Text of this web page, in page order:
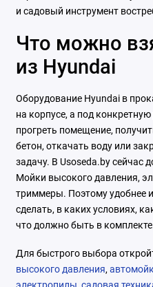
и садовый инструмент
Что можно
из Hyundai
Оборудование Hyundai в
на корпусе, а под
прогреть помещение,
бетон, откачать воду или
задачу. В Usoseda.by сейчас
Мойки высокого давления,
триммеры. Поэтому удобнее
сделать, в каких условиях,
что должно быть в
Для быстрого выбора
высокого давления,